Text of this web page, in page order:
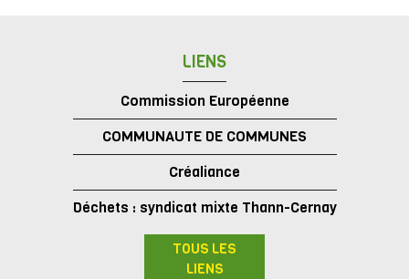
LIENS
Commission Européenne
COMMUNAUTE DE COMMUNES
Créaliance
Déchets : syndicat mixte Thann-Cernay
TOUS LES
LIENS